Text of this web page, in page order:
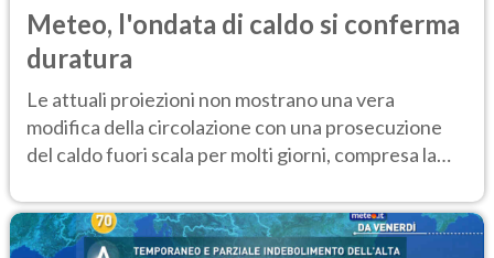
Meteo, l'ondata di caldo si conferma
duratura
Le attuali proiezioni non mostrano una vera
modifica della circolazione con una prosecuzione
del caldo fuori scala per molti giorni, compresa la